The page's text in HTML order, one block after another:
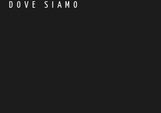
DOVE SIAMO